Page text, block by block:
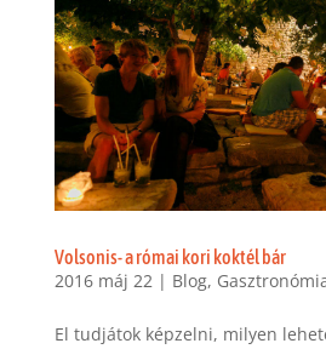
Volsonis- a római kori koktél bár
2016 máj 22| Blog,
El tudjátok képzelni, milyen